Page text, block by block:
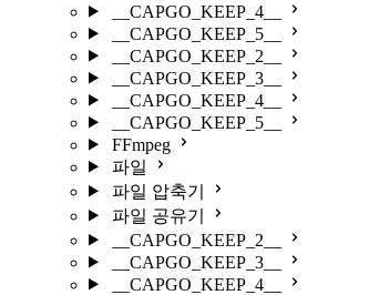
__CAPGO_KEEP_4__
__CAPGO_KEEP_5__
__CAPGO_KEEP_2__
__CAPGO_KEEP_3__
__CAPGO_KEEP_4__
__CAPGO_KEEP_5__
FFmpeg
파일
파일 압축기
파일 공유기
__CAPGO_KEEP_2__
__CAPGO_KEEP_3__
__CAPGO_KEEP_4__